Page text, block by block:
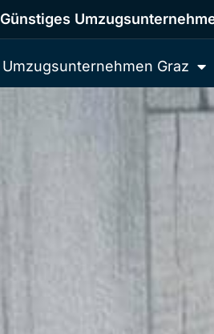
Günstiges
Umzugsunternehmen Graz